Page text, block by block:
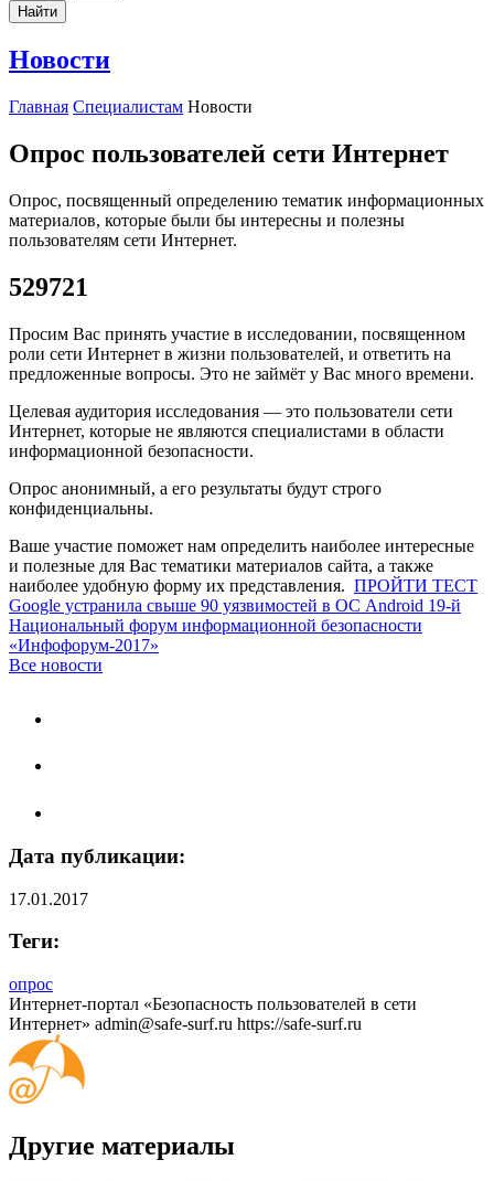
Найти
Новости
Главная Специалистам Новости
Опрос пользователей сети Интернет
Опрос, посвященный определению тематик информационных
материалов, которые были бы интересны и полезны
пользователям сети Интернет.
529721
Просим Вас принять участие в исследовании, посвященном
роли сети Интернет в жизни пользователей, и ответить на
предложенные вопросы. Это не займёт у Вас много времени.
Целевая аудитория исследования — это пользователи сети
Интернет, которые не являются специалистами в области
информационной безопасности.
Опрос анонимный, а его результаты будут строго
конфиденциальны.
Ваше участие поможет нам определить наиболее интересные
и полезные для Вас тематики материалов сайта, а также
наиболее удобную форму их представления. ПРОЙТИ ТЕСТ
Google устранила свыше 90 уязвимостей в ОС Android 19-й
Национальный форум информационной безопасности
«Инфофорум-2017»
Все новости
Дата публикации:
17.01.2017
Теги:
опрос
Интернет-портал «Безопасность пользователей в сети
Интернет» admin@safe-surf.ru https://safe-surf.ru
Другие материалы